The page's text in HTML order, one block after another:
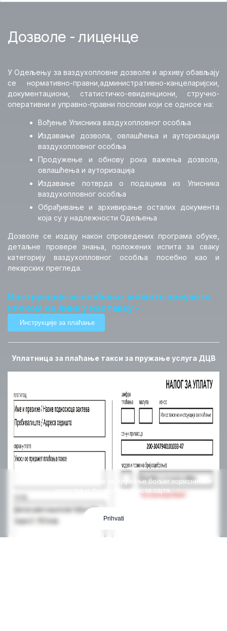
Инструкције за плаћање
Оперативна обавештења
Кабинско особље
Нелетачко особље
Центри за обуку (ATO)
Декларисане организације (DTO)
Испитивачи
Ваздухопловна медицина
Уређаји за симулирање летења
Контакт
Дозволе - лиценце
У Одељењу за ваздухопловне дозволе и архиву обављају
се нормативно-правни,административно-канцеларијски,
документациони, статистичко-евиденциони, стручно-
оперативни и управно-правни послови који се односе на:
Вођење Уписника ваздухопловног особља
Издавање дозвола, овлашћења и ауторизација
ваздухопловног особља
Продужење и обнову рока важења дозвола,
овлашћења и ауторизација
Издавање потврда о подацима из Уписника
ваздухопловног особља
Обрађивање и архивирање осталих документа
која су у надлежности Одељења
Дозволе се издају након спроведених програма обуке,
детаљне провере знања, положених испита за сваку
категорију ваздухопловног особља посебно као и
лекарских прегледа.
Инструкције за плаћање можете преузети
кликом на линк у наставку -
Уплатница за плаћање такси за пружање услуга ДЦВ
Овај сајт користи колачиће за пружање бољег корисничког
искуства и функционалности сајта.
Prihvati